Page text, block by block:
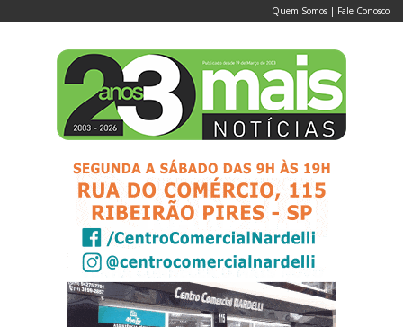
Quem Somos | Fale Conosco